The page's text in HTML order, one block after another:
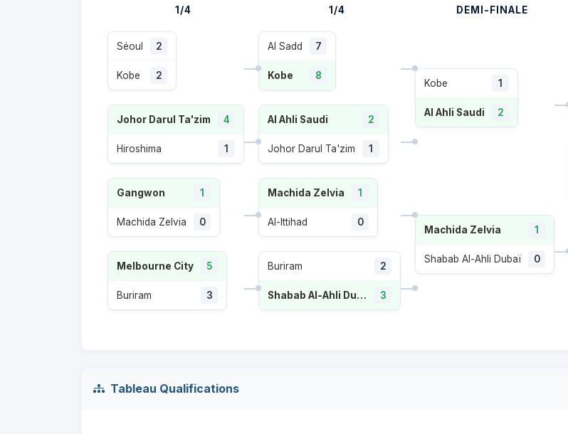
1/4
Séoul 2
Kobe 2
Johor Darul Ta'zim 4
Hiroshima 1
Gangwon 1
Machida Zelvia 0
Melbourne City 5
Buriram 3
1/4
Al Sadd 7
Kobe 8
Al Ahli Saudi 2
Johor Darul Ta'zim 1
Machida Zelvia 1
Al-Ittihad 0
Buriram 2
Shabab Al-Ahli Dubaï 3
DEMI-FINALE
Kobe 1
Al Ahli Saudi 2
Machida Zelvia 1
Shabab Al-Ahli Dubaï 0
Tableau Qualifications